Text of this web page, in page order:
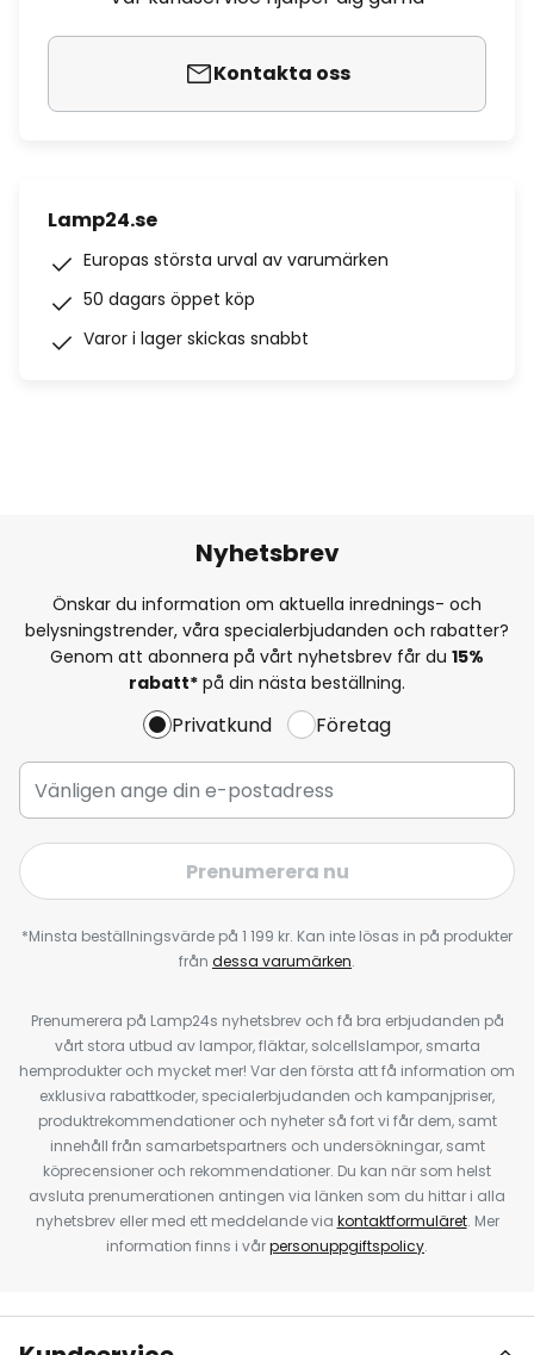
Kontakta oss
Lamp24.se
Europas största urval av varumärken
50 dagars öppet köp
Varor i lager skickas snabbt
Nyhetsbrev
Önskar du information om aktuella inrednings- och
belysningstrender, våra specialerbjudanden och rabatter?
Genom att abonnera på vårt nyhetsbrev får du 15%
rabatt* på din nästa beställning.
Privatkund Företag
Prenumerera nu
*Minsta beställningsvärde på 1 199 kr. Kan inte lösas in på produkter
från dessa varumärken.
Prenumerera på Lamp24s nyhetsbrev och få bra erbjudanden på
vårt stora utbud av lampor, fläktar, solcellslampor, smarta
hemprodukter och mycket mer! Var den första att få information om
exklusiva rabattkoder, specialerbjudanden och kampanjpriser,
produktrekommendationer och nyheter så fort vi får dem, samt
innehåll från samarbetspartners och undersökningar, samt
köprecensioner och rekommendationer. Du kan när som helst
avsluta prenumerationen antingen via länken som du hittar i alla
nyhetsbrev eller med ett meddelande via kontaktformuläret. Mer
information finns i vårpersonuppgiftspolicy.